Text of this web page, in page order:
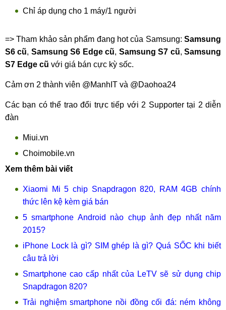
Chỉ áp dụng cho 1 máy/1 người
=> Tham khảo sản phẩm đang hot của Samsung: Samsung
S6 cũ, Samsung S6 Edge cũ, Samsung S7 cũ,Samsung
S7 Edge cũ với giá bán cực kỳ sốc.
Cảm ơn 2 thành viên @ManhIT và @Daohoa24
Các bạn có thể trao đổi trực tiếp với 2 Supporter tại 2 diễn
đàn
Miui.vn
Choimobile.vn
Xem thêm bài viết
Xiaomi Mi 5 chip Snapdragon 820, RAM 4GB chính
thức lên kệ kèm giá bán
5 smartphone Android nào chụp ảnh đẹp nhất năm
2015?
iPhone Lock là gì? SIM ghép là gì? Quá SỐC khi biết
câu trả lời
Smartphone cao cấp nhất của LeTV sẽ sử dụng chip
Snapdragon 820?
Trải nghiệm smartphone nồi đồng cối đá: ném không